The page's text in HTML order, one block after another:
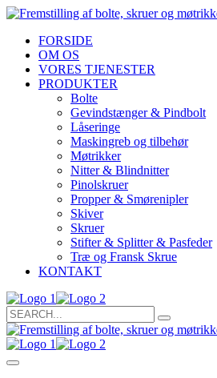
FORSIDE
OM OS
VORES TJENESTER
PRODUKTER
Bolte
Gevindstænger & Pindbolt
Låseringe
Maskingreb og tilbehør
Møtrikker
Nitter & Blindnitter
Pinolskruer
Propper & Smørenipler
Skiver
Skruer
Stifter & Splitter & Pasfeder
Træ og Fransk Skrue
KONTAKT
Search
for: